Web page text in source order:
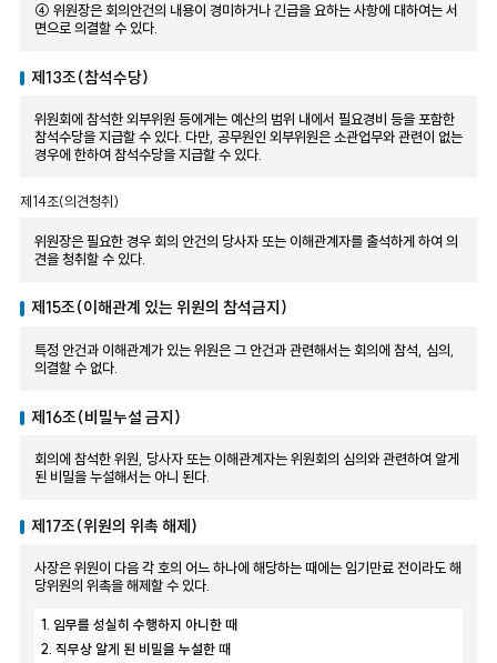
④ 위원장은 회의안건의 내용이 경미하거나 긴급을 요하는 사항에 대하여는 서
면으로 의결할 수 있다.
제13조(참석수당)
위원회에 참석한 외부위원 등에게는 예산의 범위 내에서 필요경비 등을 포함한
참석수당을 지급할 수 있다. 다만, 공무원인 외부위원은 소관업무와 관련이 없는
경우에 한하여 참석수당을 지급할 수 있다.
제14조(의견청취)
위원장은 필요한 경우 회의 안건의 당사자 또는 이해관계자를 출석하게 하여 의
견을 청취할 수 있다.
제15조(이해관계 있는 위원의 참석금지)
특정 안건과 이해관계가 있는 위원은 그 안건과 관련해서는 회의에 참석, 심의,
의결할 수 없다.
제16조(비밀누설 금지)
회의에 참석한 위원, 당사자 또는 이해관계자는 위원회의 심의와 관련하여 알게
된 비밀을 누설해서는 아니 된다.
제17조(위원의 위촉 해제)
사장은 위원이 다음 각 호의 어느 하나에 해당하는 때에는 임기만료 전이라도 해
당위원의 위촉을 해제할 수 있다.
1. 임무를 성실히 수행하지 아니한 때
2. 직무상 알게 된 비밀을 누설한 때